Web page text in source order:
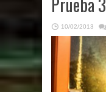
10/02/2013